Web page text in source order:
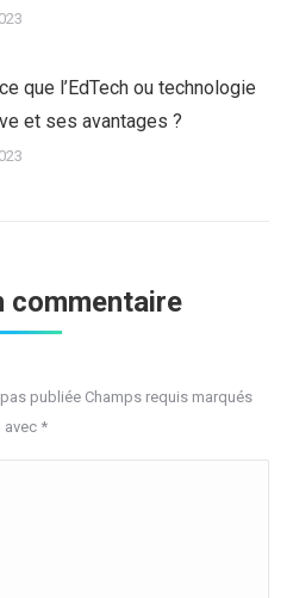
que l’EdTech ou technologie
et ses avantages ?
commentaire
publiée Champs requis marqués
avec *